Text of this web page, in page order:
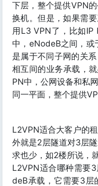
下层，整个提供VPN
换机。但是，如果需
用L3 VPN了，比如IP
中，eNodeB之间，或
是属于不同子网的关
相互间的业务承载，
PN中，公网设备和私
同一平面，整个提供
L2VPN适合大客户的
外就是2层隧道对3层
求也少，如2楼所说，
L2VPN适合哪种需要
deB承载，它需要3层